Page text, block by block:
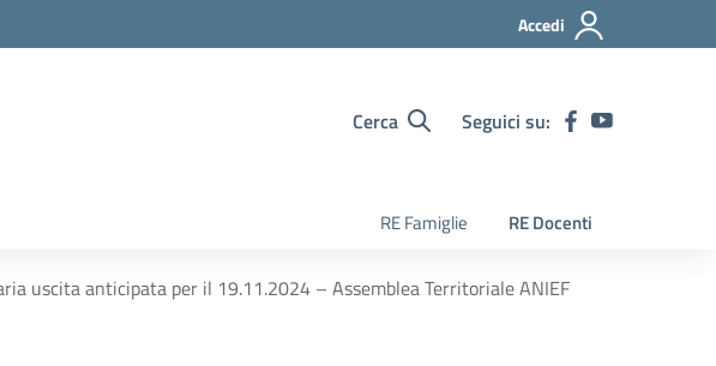
Accedi
Cerca Seguici su:
RE Famiglie RE Docenti
uscita anticipata per il 19.11.2024 – Assemblea Territoriale ANIEF